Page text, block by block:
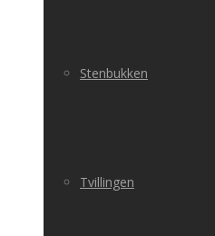
Stenbukken
Tvillingen